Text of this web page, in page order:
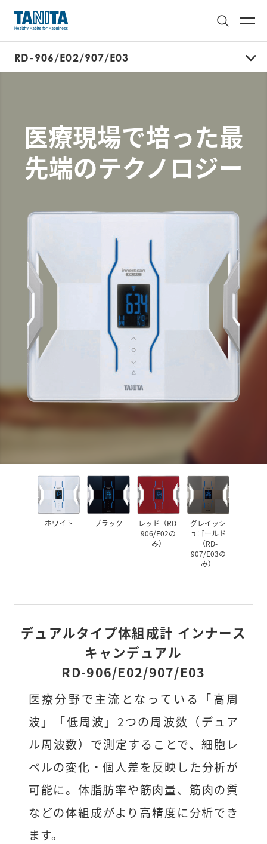
RD-906/E02/907/E03
医療現場で培った最
先端のテクノロジー
ホワイト ブラック
レッド（RD-
906/E02の
み）
グレイッシ
ュゴールド
（RD-
907/E03の
み）
デュアルタイプ体組成計 インナース
キャンデュアル
RD-906/E02/907/E03
医療分野で主流となっている「高周
波」「低周波」2つの周波数（デュア
ル周波数）で測定することで、細胞レ
ベルの変化・個人差を反映した分析が
可能に。体脂肪率や筋肉量、筋肉の質
などの体組成がより高精度に分析でき
ます。